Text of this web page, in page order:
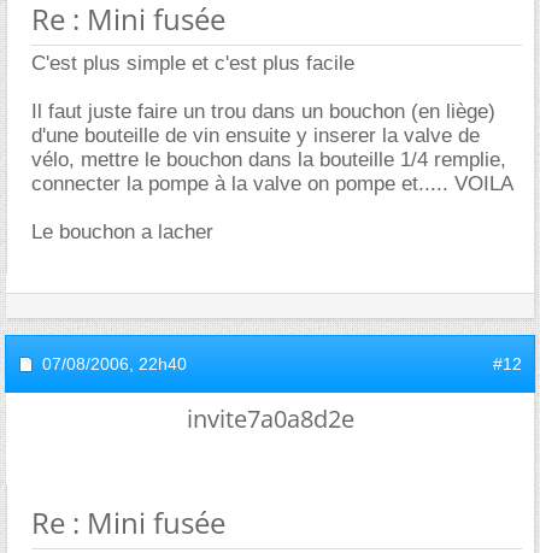
Re : Mini fusée
C'est plus simple et c'est plus facile
Il faut juste faire un trou dans un bouchon (en liège)
d'une bouteille de vin ensuite y inserer la valve de
vélo, mettre le bouchon dans la bouteille 1/4 remplie,
connecter la pompe à la valve on pompe et..... VOILA
Le bouchon a lacher
07/08/2006, 22h40 #12
invite7a0a8d2e
Re : Mini fusée